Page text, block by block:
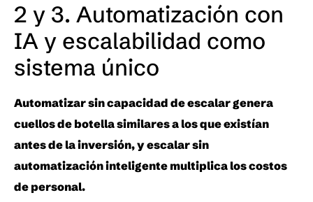
2 y 3. Automatización con
IA y escalabilidad como
sistema único
Automatizar sin capacidad de escalar genera
cuellos de botella similares a los que existían
antes de la inversión, y escalar sin
automatización inteligente multiplica los costos
de personal.